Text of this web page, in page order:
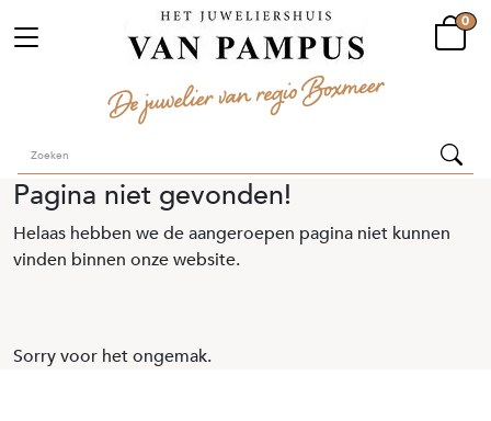
0
Pagina niet gevonden!
Helaas hebben we de aangeroepen pagina niet kunnen
vinden binnen onze website.
Sorry voor het ongemak.